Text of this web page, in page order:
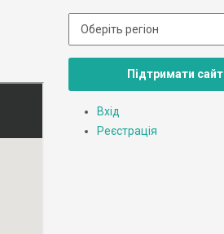
Підтримати сайт
Вхід
Реєстрація